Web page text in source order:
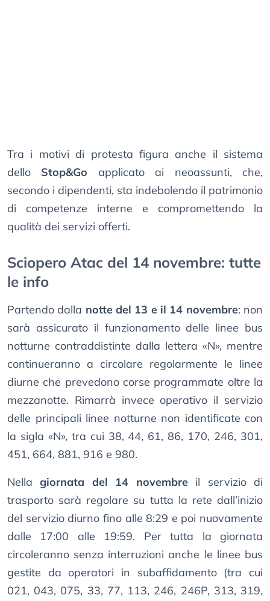
Tra i motivi di protesta figura anche il sistema
dello Stop&Go applicato ai neoassunti, che,
secondo i dipendenti, sta indebolendo il patrimonio
di competenze interne e compromettendo la
qualità dei servizi offerti.
Sciopero Atac del 14 novembre: tutte
le info
Partendo dalla notte del 13 e il 14 novembre: non
sarà assicurato il funzionamento delle linee bus
notturne contraddistinte dalla lettera «N», mentre
continueranno a circolare regolarmente le linee
diurne che prevedono corse programmate oltre la
mezzanotte. Rimarrà invece operativo il servizio
delle principali linee notturne non identificate con
la sigla «N», tra cui 38, 44, 61, 86, 170, 246, 301,
451, 664, 881, 916 e 980.
Nellagiornata del 14 novembreil servizio di
trasporto sarà regolare su tutta la rete dall’inizio
del servizio diurno fino alle 8:29 e poi nuovamente
dalle 17:00 alle 19:59. Per tutta la giornata
circoleranno senza interruzioni anche le linee bus
gestite da operatori in subaffidamento (tra cui
021, 043, 075, 33, 77, 113, 246, 246P, 313, 319,